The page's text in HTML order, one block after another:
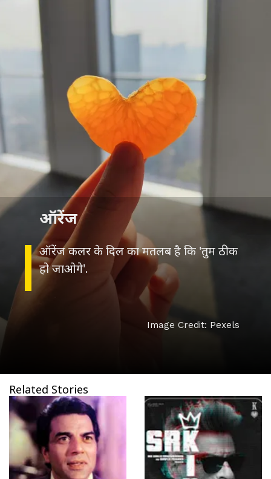
ऑरेंज कलर के दिल का मतलब है कि 'तुम ठीक
हो जाओगे'.
ऑरेंज
Image Credit: Pexels
Related Stories